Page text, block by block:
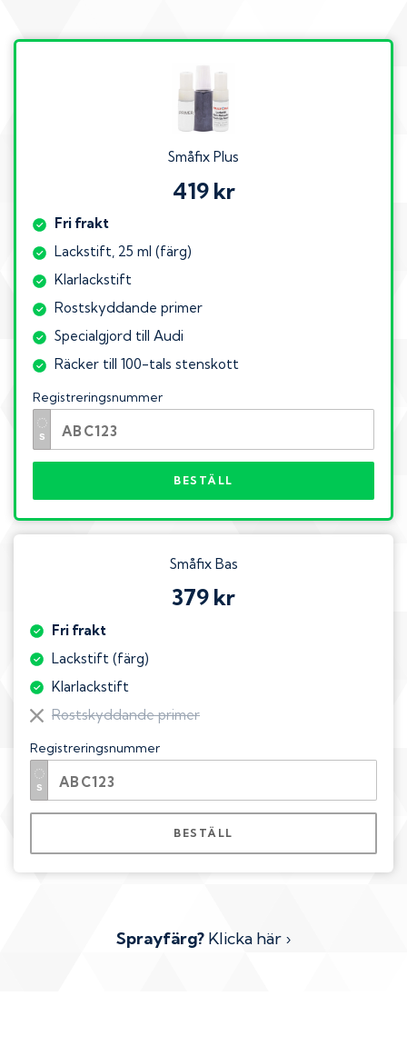
Småfix Plus
419 kr
Fri frakt
Lackstift, 25 ml (färg)
Klarlackstift
Rostskyddande primer
Specialgjord till Audi
Räcker till 100-tals stenskott
Registreringsnummer
BESTÄLL
Småfix Bas
379 kr
Fri frakt
Lackstift (färg)
Klarlackstift
Rostskyddande primer
Registreringsnummer
BESTÄLL
Sprayfärg? Klicka här ›